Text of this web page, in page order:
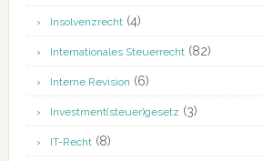
Insolvenzrecht(4)
Internationales Steuerrecht(82)
Interne Revision (6)
Investment(steuer)gesetz (3)
IT-Recht(8)